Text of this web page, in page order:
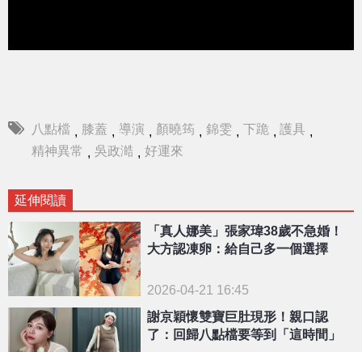
八點檔 膝蓋 導演 顏曉筠 錦雯 下跪 護具
精神異常 , 吳政澔 , 好運來
延伸閱讀
「真人娜美」張家瑋38歲不急婚！
大方認凍卵：給自己多一個選擇
2026-04-21 16:45
謝京穎懷雙寶巨肚現形！親口認
了：回歸八點檔要等到「這時間」